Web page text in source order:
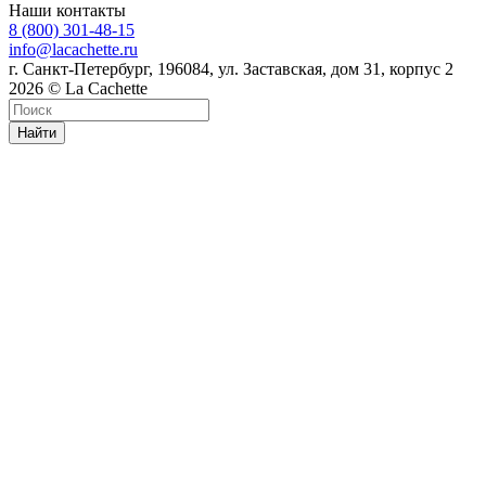
Наши контакты
8 (800) 301-48-15
info@lacachette.ru
г. Санкт-Петербург, 196084, ул. Заставская, дом 31, корпус 2
2026 © La Cachette
Найти